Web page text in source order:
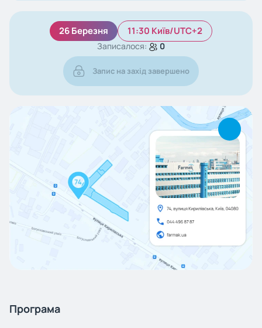
26 Березня 11:30 Київ/UTC+2
Записалося: 0
Запис на захід завершено
Програма